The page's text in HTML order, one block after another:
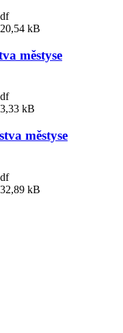
kB
městyse
kB
městyse
kB